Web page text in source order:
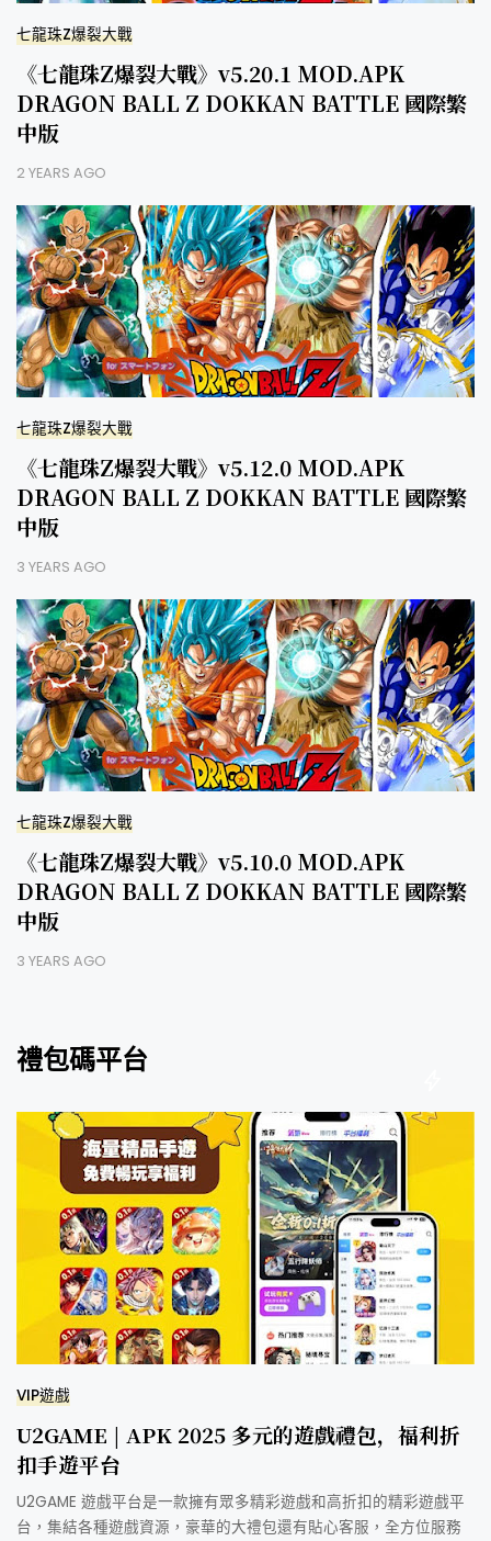
七龍珠Z爆裂大戰
《七龍珠Z爆裂大戰》v5.20.1 MOD.APK
DRAGON BALL Z DOKKAN BATTLE 國際繁
中版
2 YEARS AGO
七龍珠Z爆裂大戰
《七龍珠Z爆裂大戰》v5.12.0 MOD.APK
DRAGON BALL Z DOKKAN BATTLE 國際繁
中版
3 YEARS AGO
七龍珠Z爆裂大戰
《七龍珠Z爆裂大戰》v5.10.0 MOD.APK
DRAGON BALL Z DOKKAN BATTLE 國際繁
中版
3 YEARS AGO
禮包碼平台
VIP遊戲
U2GAME | APK 2025 多元的遊戲禮包，福利折
扣手遊平台
U2GAME 遊戲平台是一款擁有眾多精彩遊戲和高折扣的精彩遊戲平
台，集結各種遊戲資源，豪華的大禮包還有貼心客服，全方位服務